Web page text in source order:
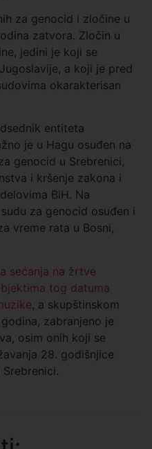
za genocid i zločine u
zatvora. Zločin u
jedini je koji se
a koji je pred
okarakterisan
entiteta
je u Hagu osuđen na
genocid u Srebrenici,
i kršenje zakona i
BiH. Na
za genocid osuđen i
vreme rata u Bosni,
sećanja na žrtve
tog datuma
, a skupštinskom
zabranjeno je
osim onih koji se
28. godišnjice